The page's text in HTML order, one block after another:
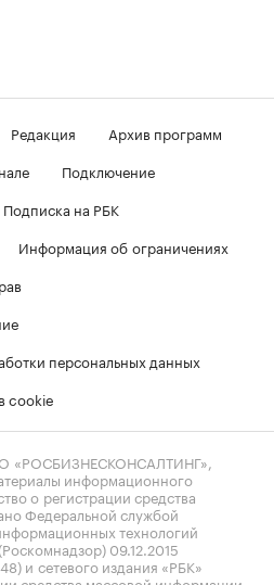
Редакция
Архив программ
Подключение
Подписка на РБК
Информация об ограничениях
персональных данных
cookie
«РОСБИЗНЕСКОНСАЛТИНГ»,
информационного
о регистрации средства
Федеральной службой
технологий
09.12.2015
и сетевого издания «РБК»